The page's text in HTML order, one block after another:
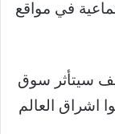
في مواقع
سيتأثر سوق
اشراق العالم